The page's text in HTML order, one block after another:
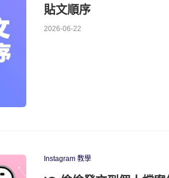
貼文順序
2026-06-22
Instagram 教學